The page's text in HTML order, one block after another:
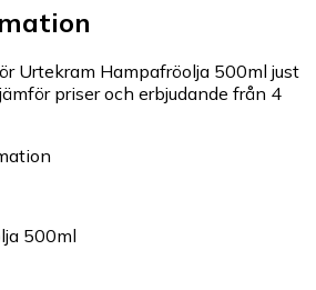
Urtekram Hampafröolja 500ml just
priser och erbjudande från 4
500ml